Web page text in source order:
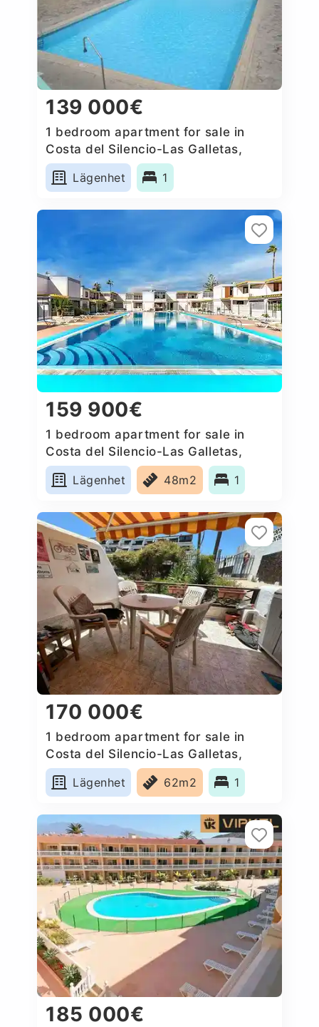
139 000€
1 bedroom apartment for sale in
Costa del Silencio-Las Galletas,
Spain
Lägenhet
1
159 900€
1 bedroom apartment for sale in
Costa del Silencio-Las Galletas,
Spain
Lägenhet
48m2 1
170 000€
1 bedroom apartment for sale in
Costa del Silencio-Las Galletas,
Spain
Lägenhet
62m2 1
185 000€